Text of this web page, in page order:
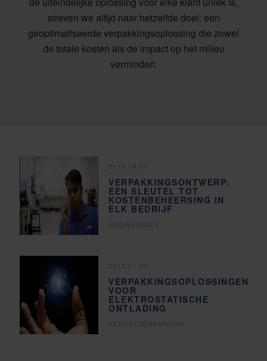
streven we altijd naar hetzelfde doel: een
geoptimaliseerde verpakkingsoplossing die zowel
de totale kosten als de impact op het milieu
vermindert.
VERPAKKINGSONTWERP:
EEN SLEUTEL TOT
KOSTENBEHEERSING IN
ELK BEDRIJF
2016.04.27
ENGINEERING
VERPAKKINGSOPLOSSINGEN
VOOR
ELEKTROSTATISCHE
ONTLADING
2017.01.30
EXPORTVERPAKKING